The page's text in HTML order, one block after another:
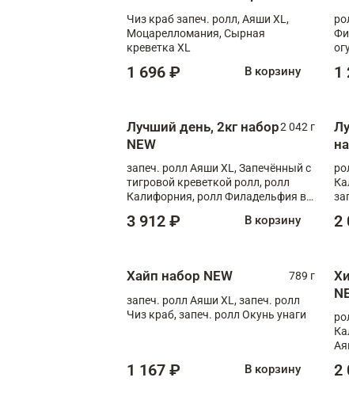
Чиз краб запеч. ролл, Аяши XL,
Моцарелломания, Сырная
креветка XL
1 696 ₽ В корзину 1
Лучший день, 2кг набор
NEW
2 042 г
запеч. ролл Аяши XL, Запечённый с
тигровой креветкой ролл, ролл
Калифорния, ролл Филадельфия в
запеч. ролл Моцарелломания, ролл
3 912 ₽ В корзину 2
Хайп набор NEW
789 г
запеч. ролл Аяши XL, запеч. ролл
Чиз краб, запеч. ролл Окунь унаги
1 167 ₽ В корзину 2